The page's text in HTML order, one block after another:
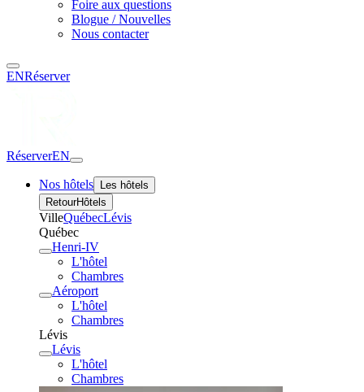
Foire aux questions
Blogue / Nouvelles
Nous contacter
ENRéserver
RéserverEN
Nos hôtels
Les hôtels
RetourHôtels
VilleQuébecLévis
Québec
Henri-IV
L'hôtel
Chambres
Aéroport
L'hôtel
Chambres
Lévis
Lévis
L'hôtel
Chambres